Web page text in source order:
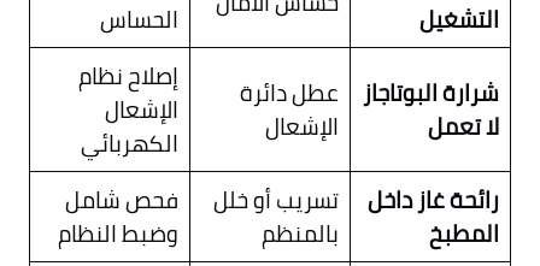
التشغيل
الحساس
شرارة البوتاجاز
لا تعمل
عطل دائرة
الإشعال
إصلاح نظام
الإشعال
الكهربائي
رائحة غاز داخل
المطبخ
تسريب أو خلل
بالمنظم
فحص شامل
وضبط النظام